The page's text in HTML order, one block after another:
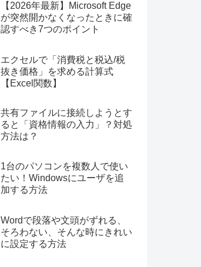
【2026年最新】Microsoft Edge
が突然開かなくなったときに確
認すべき7つのポイント
エクセルで「消費税と税込/税
抜き価格」を求める計算式
【Excel関数】
共有ファイルに接続しようとす
ると「資格情報の入力」？対処
方法は？
1台のパソコンを複数人で使い
たい！Windowsにユーザを追
加する方法
Wordで段落や文頭がずれる、
そろわない、そんな時にきれい
に設定する方法